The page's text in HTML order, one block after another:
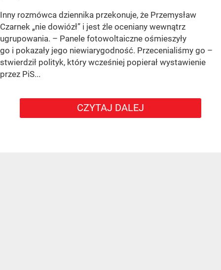
Inny rozmówca dziennika przekonuje, że Przemysław
Czarnek „nie dowiózł” i jest źle oceniany wewnątrz
ugrupowania. – Panele fotowoltaiczne ośmieszyły
go i pokazały jego niewiarygodność. Przecenialiśmy go –
stwierdził polityk, który wcześniej popierał wystawienie
przez PiS...
CZYTAJ DALEJ